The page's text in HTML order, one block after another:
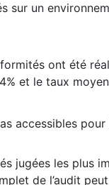
sur un
ont été
et le taux
accessibles pour
jugées les plus
de l’audit